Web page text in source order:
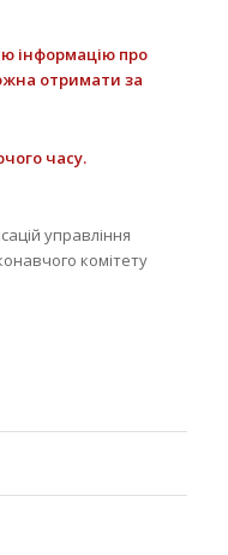
інформацію про
отримати за
часу.
управління
комітету